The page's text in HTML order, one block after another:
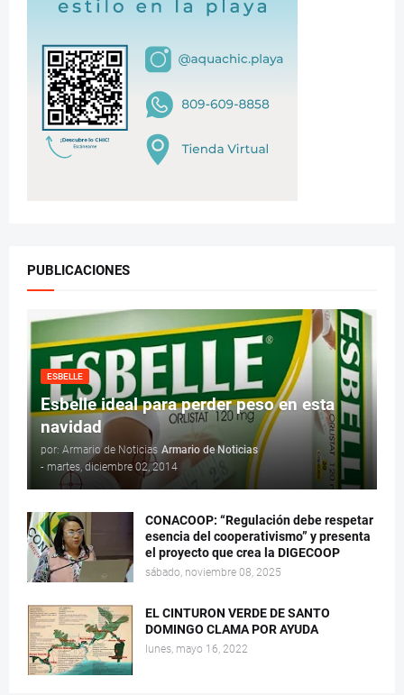
PUBLICACIONES
ESBELLE
Esbelle ideal para perder peso en esta
navidad
por: Armario de Noticias Armario de Noticias
- martes, diciembre 02, 2014
CONACOOP: “Regulación debe respetar
esencia del cooperativismo” y presenta
el proyecto que crea la DIGECOOP
sábado, noviembre 08, 2025
EL CINTURON VERDE DE SANTO
DOMINGO CLAMA POR AYUDA
lunes, mayo 16, 2022